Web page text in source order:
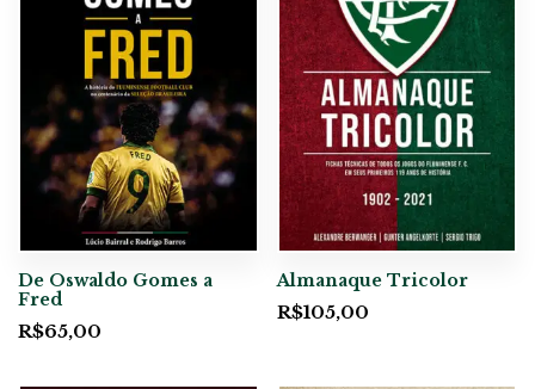
De Oswaldo Gomes a
Fred
R$65,00
Almanaque Tricolor
R$105,00